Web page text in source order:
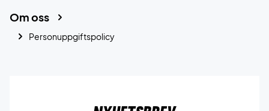
Om oss
Personuppgiftspolicy